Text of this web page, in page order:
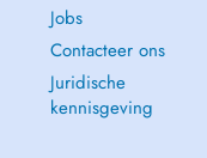
Jobs
Contacteer ons
Juridische
kennisgeving